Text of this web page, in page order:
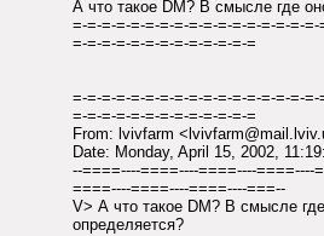
А что такое DM? В смысле где
=-=-=-=-=-=-=-=-=-=-=-=-=-=-=-=-
=-=-=-=-=-=-=-=-=-=-=-=-=
=-=-=-=-=-=-=-=-=-=-=-=-=-=-=-=-
=-=-=-=-=-=-=-=-=-=-=-=-=
From: lvivfarm
Date: Monday, April 15, 2002,
--====----====----====----====----
====----====----====----===--
V> А что такое DM? В смысле
определяется?